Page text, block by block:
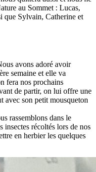
au Sommet : Lucas,
que Sylvain, Catherine et
avons adoré avoir
semaine et elle va
fera nos prochains
de partir, on lui offre une
avec son petit mousqueton
rassemblons dans le
insectes récoltés lors de nos
en herbier les quelques